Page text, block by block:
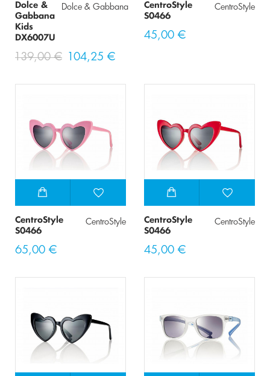
Dolce &
Gabbana
Kids
DX6007U
Dolce & Gabbana
139,00 € 104,25 €
CentroStyle
S0466
CentroStyle
45,00 €
CentroStyle
S0466
CentroStyle
65,00 €
CentroStyle
S0466
CentroStyle
45,00 €